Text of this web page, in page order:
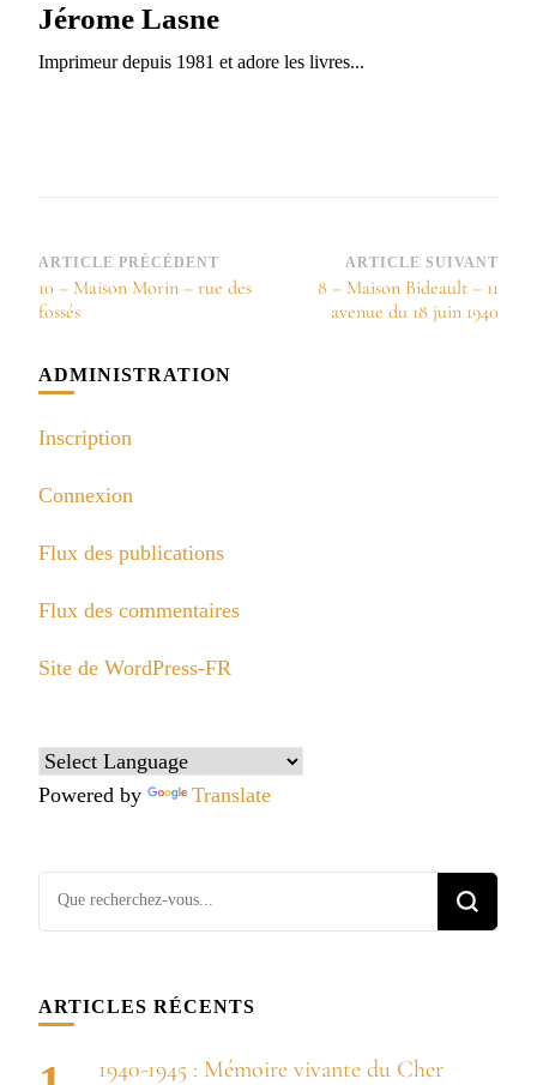
Jérome Lasne
Imprimeur depuis 1981 et adore les livres...
Navigation
d’article
ARTICLE PRÉCÉDENT
10 – Maison Morin – rue des
fossés
ARTICLE SUIVANT
8 – Maison Bideault – 11
avenue du 18 juin 1940
ADMINISTRATION
Inscription
Connexion
Flux des publications
Flux des commentaires
Site de WordPress-FR
Powered by Translate
Vous
ARTICLES RÉCENTS
1940-1945 : Mémoire vivante du Cher